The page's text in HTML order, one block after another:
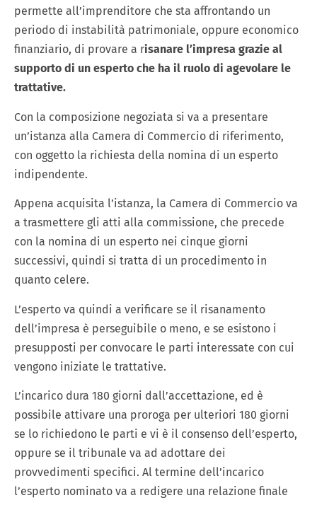
permette all’imprenditore che sta affrontando un
periodo di instabilità patrimoniale, oppure economico
finanziario, di provare a risanare l’impresa grazie al
supporto di un esperto che ha il ruolo di agevolare le
trattative.
Con la composizione negoziata si va a presentare
un’istanza alla Camera di Commercio di riferimento,
con oggetto la richiesta della nomina di un esperto
indipendente.
Appena acquisita l’istanza, la Camera di Commercio va
a trasmettere gli atti alla commissione, che precede
con la nomina di un esperto nei cinque giorni
successivi, quindi si tratta di un procedimento in
quanto celere.
L’esperto va quindi a verificare se il risanamento
dell’impresa è perseguibile o meno, e se esistono i
presupposti per convocare le parti interessate con cui
vengono iniziate le trattative.
L’incarico dura 180 giorni dall’accettazione, ed è
possibile attivare una proroga per ulteriori 180 giorni
se lo richiedono le parti e vi è il consenso dell’esperto,
oppure se il tribunale va ad adottare dei
provvedimenti specifici. Al termine dell’incarico
l’esperto nominato va a redigere una relazione finale